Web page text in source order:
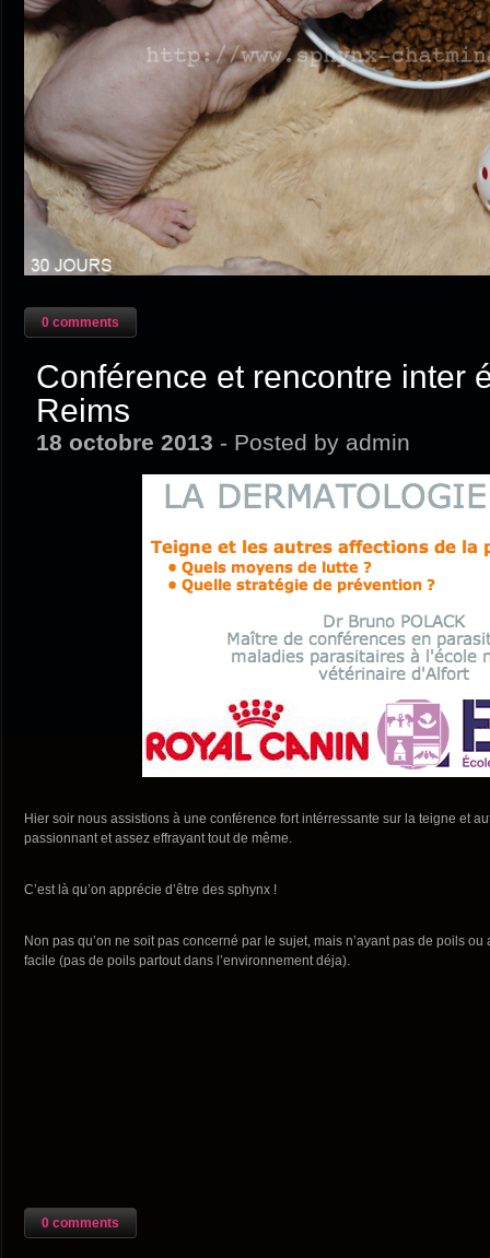
0 comments
Conférence et rencontre inter
Reims
18 octobre 2013 - Posted by admin
Hier soir nous assistions à une conférence fort intérressante sur la teigne et
passionnant et assez effrayant tout de même.
C’est là qu’on apprécie d’être des sphynx !
Non pas qu’on ne soit pas concerné par le sujet, mais n’ayant pas de poils
facile (pas de poils partout dans l’environnement déja).
0 comments